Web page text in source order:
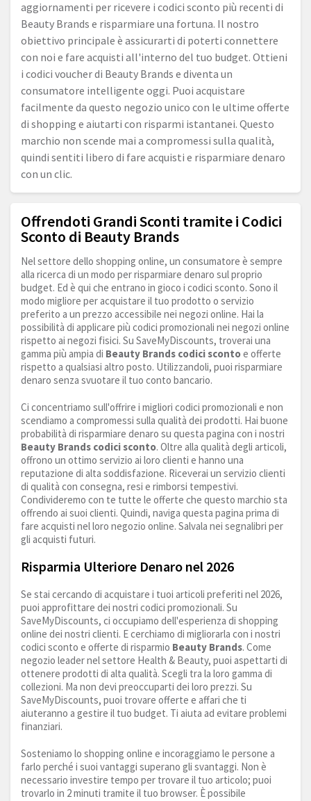
aggiornamenti per ricevere i codici sconto più recenti di
Beauty Brands e risparmiare una fortuna. Il nostro
obiettivo principale è assicurarti di poterti connettere
con noi e fare acquisti all'interno del tuo budget. Ottieni
i codici voucher di Beauty Brands e diventa un
consumatore intelligente oggi. Puoi acquistare
facilmente da questo negozio unico con le ultime offerte
di shopping e aiutarti con risparmi istantanei. Questo
marchio non scende mai a compromessi sulla qualità,
quindi sentiti libero di fare acquisti e risparmiare denaro
con un clic.
Offrendoti Grandi Sconti tramite i Codici
Sconto di Beauty Brands
Nel settore dello shopping online, un consumatore è sempre
alla ricerca di un modo per risparmiare denaro sul proprio
budget. Ed è qui che entrano in gioco i codici sconto. Sono il
modo migliore per acquistare il tuo prodotto o servizio
preferito a un prezzo accessibile nei negozi online. Hai la
possibilità di applicare più codici promozionali nei negozi online
rispetto ai negozi fisici. Su SaveMyDiscounts, troverai una
gamma più ampia di Beauty Brands codici scontoe offerte
rispetto a qualsiasi altro posto. Utilizzandoli, puoi risparmiare
denaro senza svuotare il tuo conto bancario.
Ci concentriamo sull'offrire i migliori codici promozionali e non
scendiamo a compromessi sulla qualità dei prodotti. Hai buone
probabilità di risparmiare denaro su questa pagina con i nostri
Beauty Brands codici sconto. Oltre alla qualità degli articoli,
offrono un ottimo servizio ai loro clienti e hanno una
reputazione di alta soddisfazione. Riceverai un servizio clienti
di qualità con consegna, resi e rimborsi tempestivi.
Condivideremo con te tutte le offerte che questo marchio sta
offrendo ai suoi clienti. Quindi, naviga questa pagina prima di
fare acquisti nel loro negozio online. Salvala nei segnalibri per
gli acquisti futuri.
Risparmia Ulteriore Denaro nel 2026
Se stai cercando di acquistare i tuoi articoli preferiti nel 2026,
puoi approfittare dei nostri codici promozionali. Su
SaveMyDiscounts, ci occupiamo dell'esperienza di shopping
online dei nostri clienti. E cerchiamo di migliorarla con i nostri
codici sconto e offerte di risparmio Beauty Brands. Come
negozio leader nel settore Health & Beauty, puoi aspettarti di
ottenere prodotti di alta qualità. Scegli tra la loro gamma di
collezioni. Ma non devi preoccuparti dei loro prezzi. Su
SaveMyDiscounts, puoi trovare offerte e affari che ti
aiuteranno a gestire il tuo budget. Ti aiuta ad evitare problemi
finanziari.
Sosteniamo lo shopping online e incoraggiamo le persone a
farlo perché i suoi vantaggi superano gli svantaggi. Non è
necessario investire tempo per trovare il tuo articolo; puoi
trovarlo in 2 minuti tramite il tuo browser. È possibile